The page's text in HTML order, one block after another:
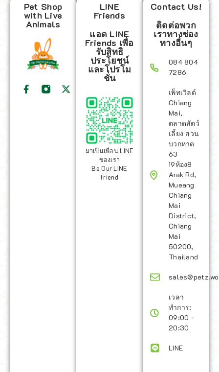
Pet Shop
with Live
Animals
LINE
Friends
แอด LINE
Friends เพื่อ
รับสิทธิ
ประโยชน์
และโปรโม
ชั่น
มาเป็นเพื่อน LINE
ของเรา
Be Our LINE
Friend
Contact Us!
ติดต่อพวก
เราทางช่อง
ทางอื่นๆ
084 804
7286
เพ็ทเวิลด์
Chiang
Mai,
ตลาดสัตว์
เลี้ยง สวน
บวกหาด
63
19ห้อง8
Arak Rd,
Mueang
Chiang
Mai
District,
Chiang
Mai
50200,
Thailand
เวลา
ทำการ:
09:00 -
20:30
LINE